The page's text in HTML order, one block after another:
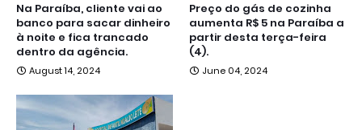
Na Paraíba, cliente vai ao
banco para sacar dinheiro
à noite e fica trancado
dentro da agência.
August 14, 2024
Preço do gás de cozinha
aumenta R$ 5 na Paraíba a
partir desta terça-feira
(4).
June 04, 2024